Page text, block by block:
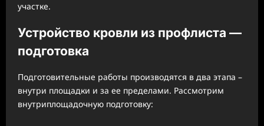
участке.
Устройство кровли из профлиста —
подготовка
Подготовительные работы производятся в два этапа –
внутри площадки и за ее пределами. Рассмотрим
внутриплощадочную подготовку: